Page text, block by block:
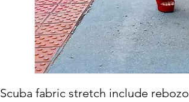
Scuba fabric stretch include rebozo